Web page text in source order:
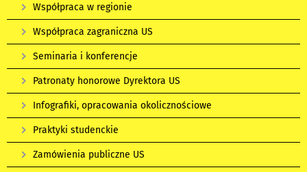
Współpraca w regionie
Współpraca zagraniczna US
Seminaria i konferencje
Patronaty honorowe Dyrektora US
Infografiki, opracowania okolicznościowe
Praktyki studenckie
Zamówienia publiczne US